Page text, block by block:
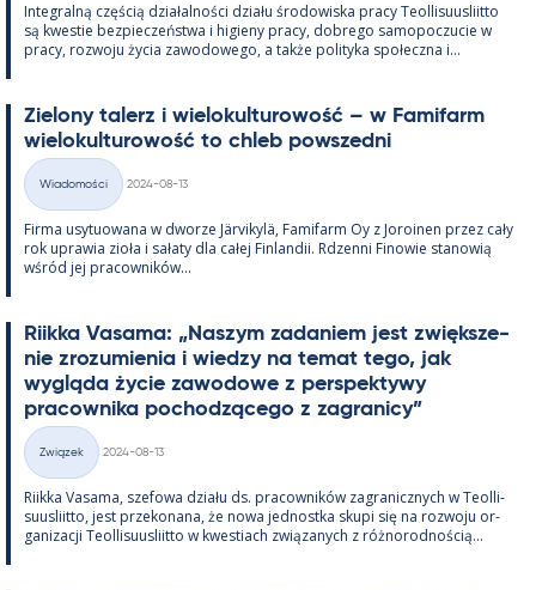
In­te­gralną częścią działal­ności działu śro­dowiska pracy Teol­li­suus­liitto
są kwes­tie bez­pieczeństwa i hi­gieny pracy, dobrego sa­mo­poczucie w
pracy, rozwoju życia zawo­dowego, a także po­li­tyka społeczna i...
Zie­lony ta­lerz i wie­lo­kul­tu­rowość – w Fa­mi­farm
wie­lo­kul­tu­rowość to ch­leb powszedni
Kategorie
Wiadomości
2024-08-13
Firma usy­tuowana w dworze Jär­vi­kylä, Fa­mi­farm Oy z Jo­roi­nen przez cały
rok uprawia zioła i sałaty dla całej Fin­lan­dii. Rdzenni Fi­nowie sta­nowią
wśród jej pracow­ników...
Riikka Va­sama: „Naszym za­da­niem jest zwiększe­
nie zrozu­mie­nia i wiedzy na te­mat tego, jak
wygląda życie zawo­dowe z pers­pek­tywy
pracow­nika poc­hodzącego z za­gra­nicy”
Kategorie
Związek
2024-08-13
Riikka Va­sama, sze­fowa działu ds. pracow­ników za­gra­nicz­nych w Teol­li­
suus­liitto, jest prze­ko­nana, że nowa jed­nostka skupi się na rozwoju or­
ga­nizacji Teol­li­suus­liitto w kwes­tiach związa­nych z róż­no­rod­nością...